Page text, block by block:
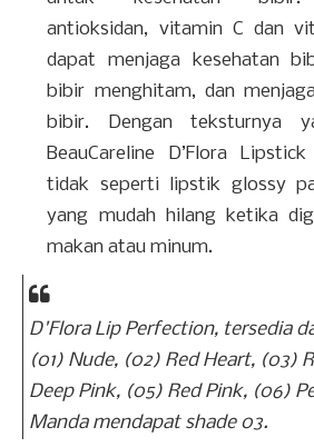
antioksidan, vitamin C dan
dapat menjaga kesehatan
bibir menghitam, dan
bibir. Dengan teksturnya
BeauCareline D’Flora
tidak seperti lipstik glossy
yang mudah hilang ketika
makan atau minum.
D'Flora Lip Perfection, tersedia
(01) Nude, (02) Red Heart, (03)
Deep Pink, (05) Red Pink, (06)
Manda mendapat shade 03.